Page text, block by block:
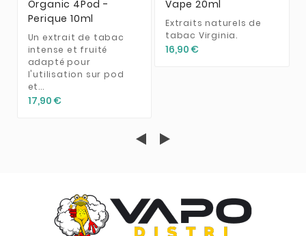
Organic 4Pod -
Perique 10ml
Un extrait de tabac
intense et fruité
adapté pour
l'utilisation sur pod
et...
17,90 €
Vape 20ml
Extraits naturels de
tabac Virginia.
16,90 €